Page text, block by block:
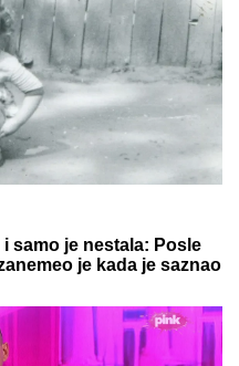
samo je nestala: Posle
je kada je saznao